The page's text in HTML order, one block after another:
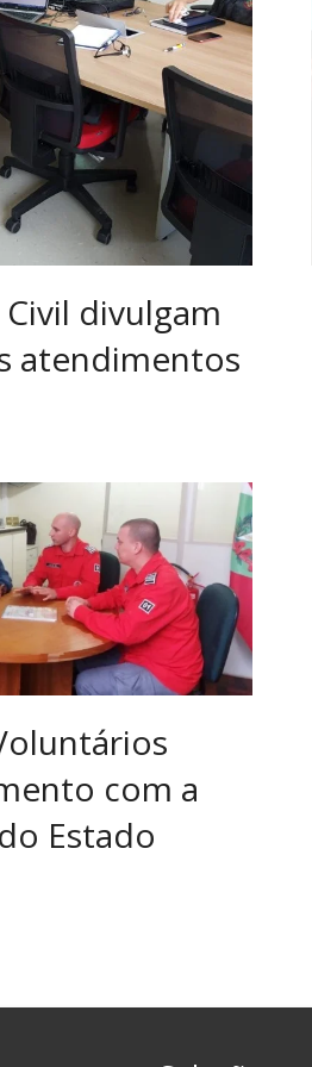
Civil divulgam
atendimentos
com a
Estado